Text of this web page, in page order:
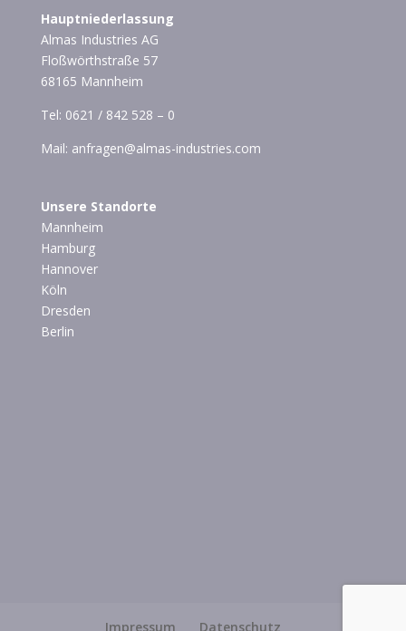
Hauptniederlassung
Almas Industries AG
Floßwörthstraße 57
68165 Mannheim
Tel: 0621 / 842 528 – 0
Mail: anfragen@almas-industries.com
Unsere Standorte
Mannheim
Hamburg
Hannover
Köln
Dresden
Berlin
Impressum Datenschutz